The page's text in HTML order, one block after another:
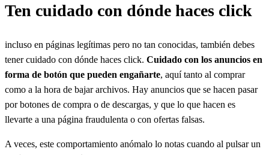
Ten cuidado con dónde haces click
incluso en páginas legítimas pero no tan conocidas, también debes
tener cuidado con dónde haces click. Cuidado con los anuncios en
forma de botón que pueden engañarte, aquí tanto al comprar
como a la hora de bajar archivos. Hay anuncios que se hacen pasar
por botones de compra o de descargas, y que lo que hacen es
llevarte a una página fraudulenta o con ofertas falsas.
A veces, este comportamiento anómalo lo notas cuando al pulsar un